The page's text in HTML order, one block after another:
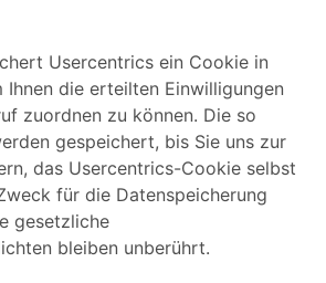
Usercentrics ein Cookie in
Ihnen die erteilten Einwilligungen
zuordnen zu können. Die so
gespeichert, bis Sie uns zur
das Usercentrics-Cookie selbst
für die Datenspeicherung
gesetzliche
bleiben unberührt.